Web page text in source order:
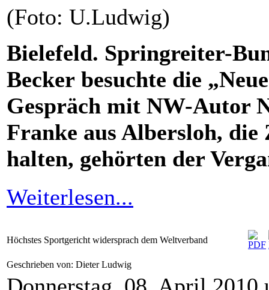
(Foto: U.Ludwig)
Bielefeld. Springreiter-
Becker besuchte die
Gespräch mit NW-Autor
Franke aus Albersloh, die
halten, gehörten der
Weiterlesen...
Höchstes Sportgericht widersprach dem Weltverband
Geschrieben von: Dieter Ludwig